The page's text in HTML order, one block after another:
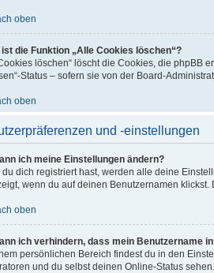
oben
ist die Funktion „Alle Cookies löschen“?
löschen“ löscht die Cookies, die
Status – sofern sie von der Board-
oben
und -einstellungen
ich meine Einstellungen ändern?
du dich registriert hast, werden alle deine
wenn du auf deinen Benutzernamen
oben
ich verhindern, dass mein Benutzername
persönlichen Bereich findest du in den
und du selbst deinen Online-Status